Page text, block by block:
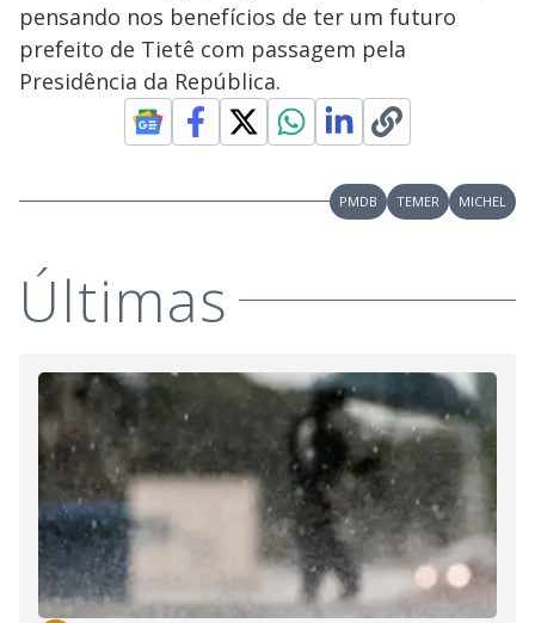
pensando nos benefícios de ter um futuro
prefeito de Tietê com passagem pela
Presidência da República.
PMDB TEMER MICHEL
Últimas